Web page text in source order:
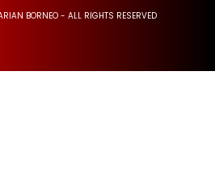
BORNEO - ALL RIGHTS RESERVED